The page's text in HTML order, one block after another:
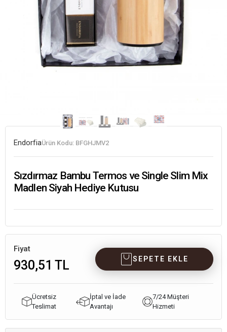
EndorfiaÜrün Kodu: BFGHJMV2
Sızdırmaz Bambu Termos ve Single Slim Mix
Madlen Siyah Hediye Kutusu
Fiyat
930,51 TL SEPETE EKLE
Ücretsiz
Teslimat
İptal ve İade
Avantajı
7/24 Müşteri
Hizmeti